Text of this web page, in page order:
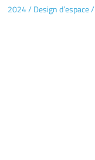
2024/Design d’espace/